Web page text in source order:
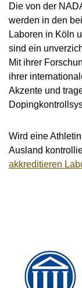
Die von der
werden in den
Laboren in Köln
sind ein
Mit ihrer
ihrer
Akzente und
Wird eine
Ausland
akkreditieren